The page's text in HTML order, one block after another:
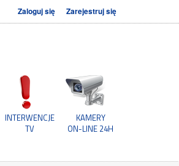
Zaloguj się Zarejestruj się
INTERWENCJE
TV
KAMERY
ON-LINE 24H